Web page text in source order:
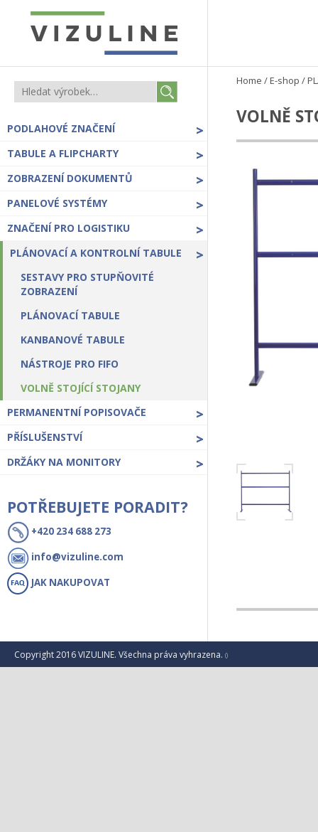
PODLAHOVÉ ZNAČENÍ >
TABULE A FLIPCHARTY >
ZOBRAZENÍ DOKUMENTŮ >
PANELOVÉ SYSTÉMY >
ZNAČENÍ PRO LOGISTIKU >
PLÁNOVACÍ A KONTROLNÍ TABULE >
SESTAVY PRO STUPŇOVITÉ
ZOBRAZENÍ
PLÁNOVACÍ TABULE
KANBANOVÉ TABULE
NÁSTROJE PRO FIFO
VOLNĚ STOJÍCÍ STOJANY
PERMANENTNÍ POPISOVAČE
>
PŘÍSLUŠENSTVÍ >
DRŽÁKY NA MONITORY >
POTŘEBUJETE PORADIT?
+420 234 688 273
info@vizuline.com
JAK NAKUPOVAT
Home /E-shop /
VOLNĚ
Copyright 2016 VIZULINE. Všechna práva vyhrazena. ()